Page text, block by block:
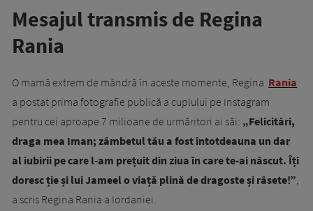
Mesajul transmis de Regina
Rania
O mamă extrem de mândră în aceste momente, Regina Rania
a postat prima fotografie publică a cuplului pe Instagram
pentru cei aproape 7 milioane de urmăritori ai săi: „Felicitări,
draga mea Iman; zâmbetul tău a fost întotdeauna un dar
al iubirii pe care l-am prețuit din ziua în care te-ai născut. Îți
doresc ție și lui Jameel o viață plină de dragoste și râsete!”
a scris Regina Rania a Iordaniei.